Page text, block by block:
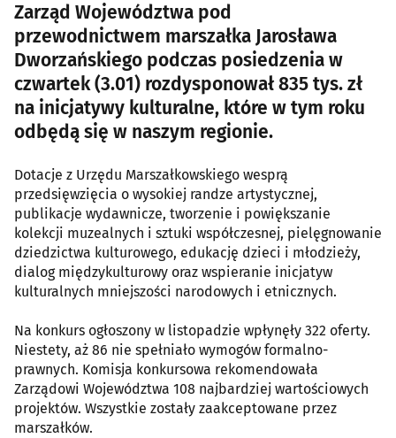
Zarząd Województwa pod
przewodnictwem marszałka Jarosława
Dworzańskiego podczas posiedzenia w
czwartek (3.01) rozdysponował 835 tys. zł
na inicjatywy kulturalne, które w tym roku
odbędą się w naszym regionie.
Dotacje z Urzędu Marszałkowskiego wesprą
przedsięwzięcia o wysokiej randze artystycznej,
publikacje wydawnicze, tworzenie i powiększanie
kolekcji muzealnych i sztuki współczesnej, pielęgnowanie
dziedzictwa kulturowego, edukację dzieci i młodzieży,
dialog międzykulturowy oraz wspieranie inicjatyw
kulturalnych mniejszości narodowych i etnicznych.
Na konkurs ogłoszony w listopadzie wpłynęły 322 oferty.
Niestety, aż 86 nie spełniało wymogów formalno-
prawnych. Komisja konkursowa rekomendowała
Zarządowi Województwa 108 najbardziej wartościowych
projektów. Wszystkie zostały zaakceptowane przez
marszałków.